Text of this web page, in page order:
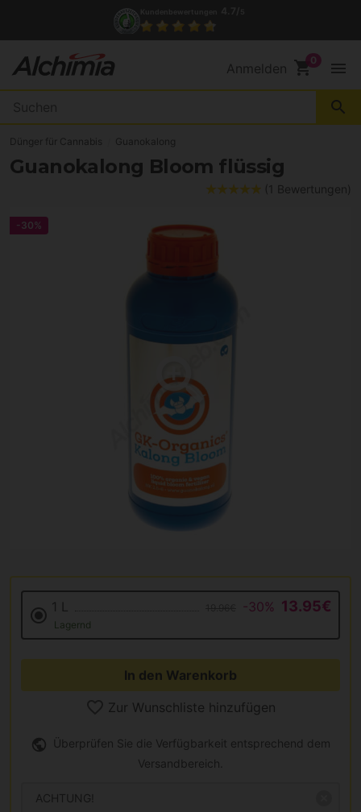
Anmelden shopping_cart menu
search
Dünger für Cannabis Guanokalong
Guanokalong Bloom flüssig
(1 Bewertungen)
-30%
1 L -30% 13.95€
Lagernd
In den Warenkorb
Zur Wunschliste hinzufügen
Überprüfen Sie die Verfügbarkeit entsprechend dem
Versandbereich.
ACHTUNG!